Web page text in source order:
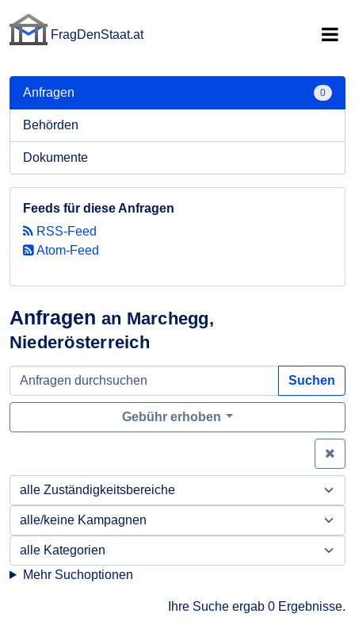
FragDenStaat.at
Anfragen an Marchegg,
Niederösterreich
Suchen
Gebühr erhoben
Mehr Suchoptionen
Ihre Suche ergab 0 Ergebnisse.
Anfragen 0
Behörden
Dokumente
Feeds für diese Anfragen
RSS-Feed
Atom-Feed